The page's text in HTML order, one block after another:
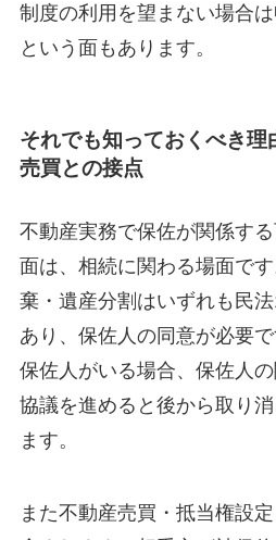
制度の利用を望まない場合
という面もあります。
それでも知っておくべき
売買との接点
不動産実務で保佐が関係す
面は、相続に関わる場面で
棄・遺産分割はいずれも民
あり、保佐人の同意が必要
保佐人がいる場合、保佐人
協議を進めると後から取り
ます。
また不動産売買・抵当権設